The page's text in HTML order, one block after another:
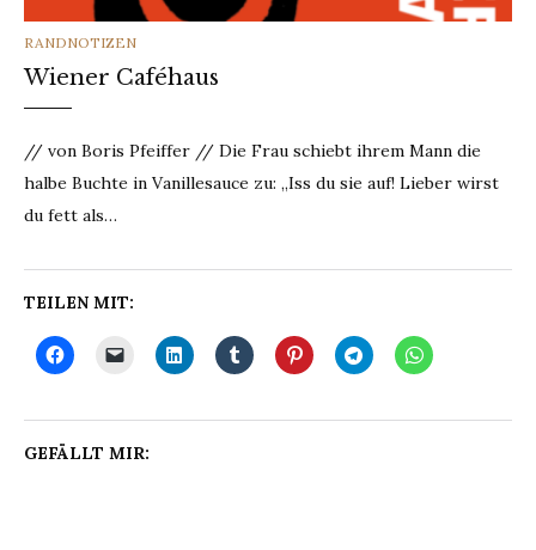
CATEGORIES
RANDNOTIZEN
Wiener Caféhaus
// von Boris Pfeiffer // Die Frau schiebt ihrem Mann die
halbe Buchte in Vanillesauce zu: „Iss du sie auf! Lieber wirst
du fett als…
TEILEN MIT:
GEFÄLLT MIR: